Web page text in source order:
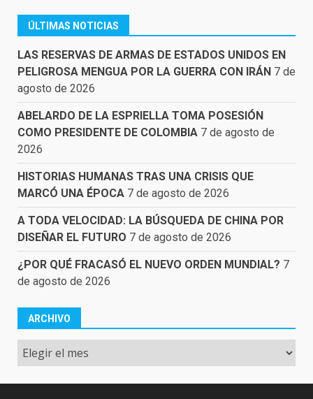
ÚLTIMAS NOTICIAS
LAS RESERVAS DE ARMAS DE ESTADOS UNIDOS EN
PELIGROSA MENGUA POR LA GUERRA CON IRÁN 7 de
agosto de 2026
ABELARDO DE LA ESPRIELLA TOMA POSESIÓN
COMO PRESIDENTE DE COLOMBIA 7 de agosto de
2026
HISTORIAS HUMANAS TRAS UNA CRISIS QUE
MARCÓ UNA ÉPOCA 7 de agosto de 2026
A TODA VELOCIDAD: LA BÚSQUEDA DE CHINA POR
DISEÑAR EL FUTURO 7 de agosto de 2026
¿POR QUÉ FRACASÓ EL NUEVO ORDEN MUNDIAL? 7
de agosto de 2026
ARCHIVO
Archivo